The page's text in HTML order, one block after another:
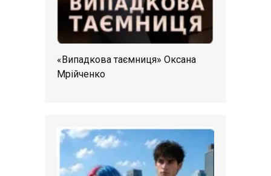
«Випадкова таємниця» Оксана
Мрійченко